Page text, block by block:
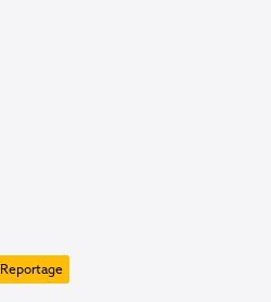
Reportage